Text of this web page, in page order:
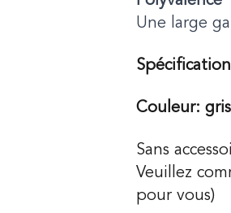
Une large
Couleur: gris
Sans
Veuillez
pour vous)